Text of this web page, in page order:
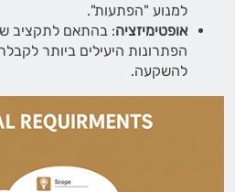
למנוע "הפתעות".
אופטימיזציה: בהתאם לתקציב
הפתרונות היעילים ביותר
להשקעה.